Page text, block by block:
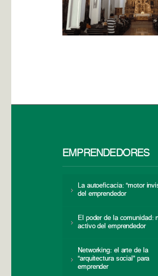
EMPRENDEDORES
La autoeficacia: “motor
del emprendedor
El poder de la comunidad:
activo del emprendedor
Networking: el arte de la
“arquitectura social” para
emprender